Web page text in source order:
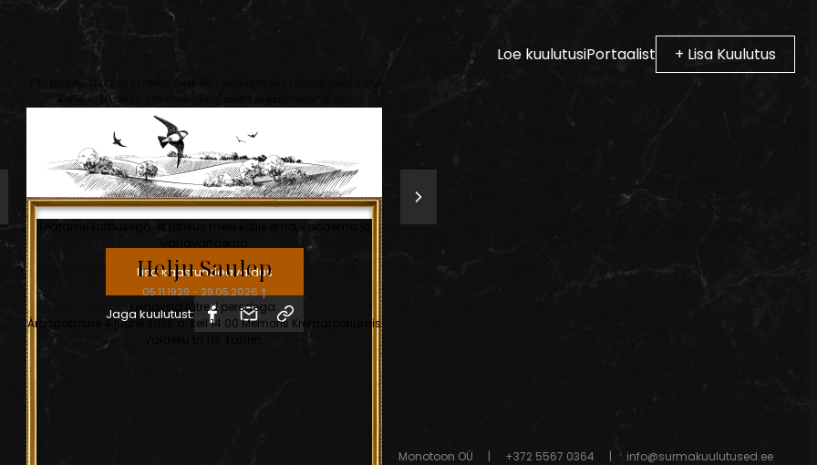
Loe kuulutusiPortaalist + Lisa Kuulutus
Täis pika elu väärikat ja rasket tööd, läks puhkama üks väsinud süda. Nüüd
katab teda vaikne, igavene öö, kuid mälestus jääb meisse elama.
Teatame kurbusega, et lahkus meie kallis ema, vanaema ja
HeljuSaulep
05.11.1929 - 29.05.2026 †
Leinavad tütred peredega.
Ärasaatmine 4.juunil 2026.a. kell 14.00 Memoris Krematooriumis
Valdeku tn 113, Tallinn.
Lisa kaastundeavaldus
Jaga kuulutust:
Monotoon OÜ | +372 5567 0364 | info@surmakuulutused.ee